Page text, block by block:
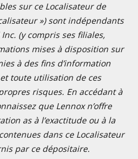
sur ce Localisateur de
») sont indépendants
(y compris ses filiales,
mises à disposition sur
à des fins d’information
toute utilisation de ces
risques. En accédant à
que Lennox n’offre
as à l’exactitude ou à la
dans ce Localisateur
par ce dépositaire.